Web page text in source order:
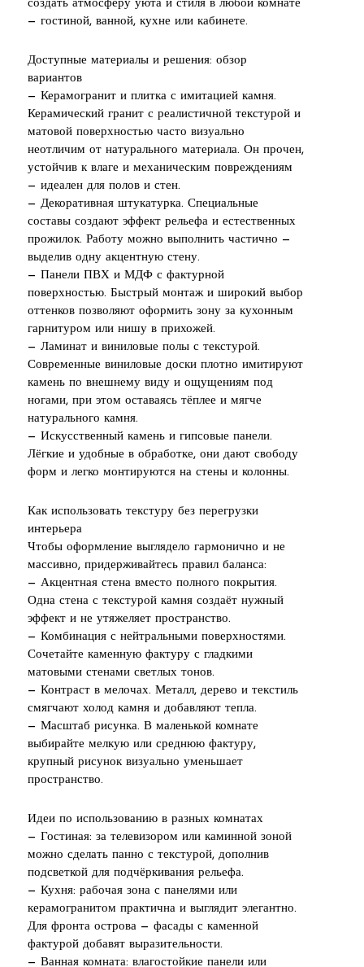
создать атмосферу уюта и стиля в любой комнате
— гостиной, ванной, кухне или кабинете.
Доступные материалы и решения: обзор
вариантов
— Керамогранит и плитка с имитацией камня.
Керамический гранит с реалистичной текстурой и
матовой поверхностью часто визуально
неотличим от натурального материала. Он прочен,
устойчив к влаге и механическим повреждениям
— идеален для полов и стен.
— Декоративная штукатурка. Специальные
составы создают эффект рельефа и естественных
прожилок. Работу можно выполнить частично —
выделив одну акцентную стену.
— Панели ПВХ и МДФ с фактурной
поверхностью. Быстрый монтаж и широкий выбор
оттенков позволяют оформить зону за кухонным
гарнитуром или нишу в прихожей.
— Ламинат и виниловые полы с текстурой.
Современные виниловые доски плотно имитируют
камень по внешнему виду и ощущениям под
ногами, при этом оставаясь тёплее и мягче
натурального камня.
— Искусственный камень и гипсовые панели.
Лёгкие и удобные в обработке, они дают свободу
форм и легко монтируются на стены и колонны.
Как использовать текстуру без перегрузки
интерьера
Чтобы оформление выглядело гармонично и не
массивно, придерживайтесь правил баланса:
— Акцентная стена вместо полного покрытия.
Одна стена с текстурой камня создаёт нужный
эффект и не утяжеляет пространство.
— Комбинация с нейтральными поверхностями.
Сочетайте каменную фактуру с гладкими
матовыми стенами светлых тонов.
— Контраст в мелочах. Металл, дерево и текстиль
смягчают холод камня и добавляют тепла.
— Масштаб рисунка. В маленькой комнате
выбирайте мелкую или среднюю фактуру,
крупный рисунок визуально уменьшает
пространство.
Идеи по использованию в разных комнатах
— Гостиная: за телевизором или каминной зоной
можно сделать панно с текстурой, дополнив
подсветкой для подчёркивания рельефа.
— Кухня: рабочая зона с панелями или
керамогранитом практична и выглядит элегантно.
Для фронта острова — фасады с каменной
фактурой добавят выразительности.
— Ванная комната: влагостойкие панели или